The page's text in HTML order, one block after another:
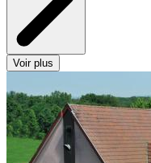
Voir plus